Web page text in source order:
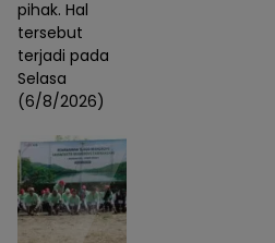
pihak. Hal
tersebut
terjadi pada
Selasa
(6/8/2026)